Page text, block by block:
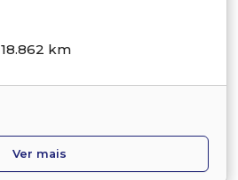
18.862 km
Ver mais